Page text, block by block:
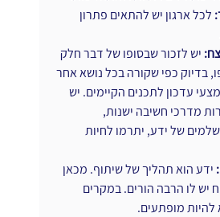
לכל ארגון יש להתאים פתרון
יש לזכור שבסופו של דבר חלק
בדיוק כפי שקורה בכל נושא אחר
עדכון לתכנים הקיימים. יש
מדרכי חשיבה ישנות,
של ידע, יתרמו לחיות
ידע הוא תהליך של שיתוף. מכאן
יש לו הרבה הורים. במקרים
להיות מופתעים.